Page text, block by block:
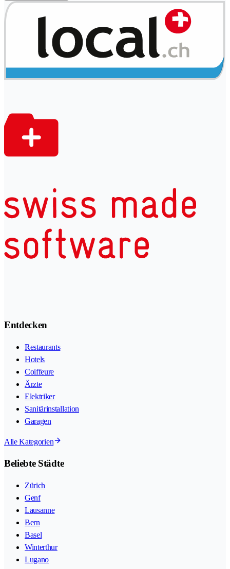
Entdecken
Restaurants
Hotels
Coiffeure
Ärzte
Elektriker
Sanitärinstallation
Garagen
Alle Kategorien
Beliebte Städte
Zürich
Genf
Lausanne
Bern
Basel
Winterthur
Lugano